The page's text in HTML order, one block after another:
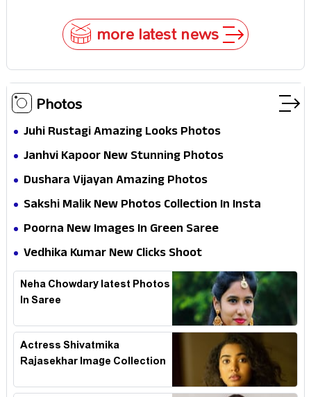
more latest news
Photos
Juhi Rustagi Amazing Looks Photos
Janhvi Kapoor New Stunning Photos
Dushara Vijayan Amazing Photos
Sakshi Malik New Photos Collection In Insta
Poorna New Images In Green Saree
Vedhika Kumar New Clicks Shoot
Neha Chowdary latest Photos
In Saree
Actress Shivatmika
Rajasekhar Image Collection